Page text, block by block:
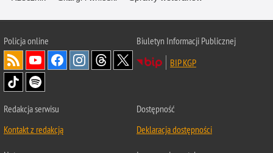
Policjaonline
Biuletyn Informacji Publicznej
BIP KGP
Redakcja serwisu
Kontakt z redakcją
Dostępność
Deklaracja dostępności